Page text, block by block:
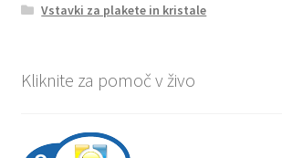
Vstavki za plakete in kristale
Kliknite za pomoč v živo